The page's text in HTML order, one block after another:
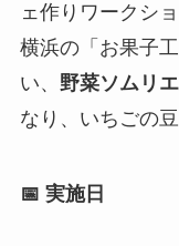
ェ作りワークショ
横浜の「お果子
い、 野菜ソムリ
なり、いちごの
📅 実施日